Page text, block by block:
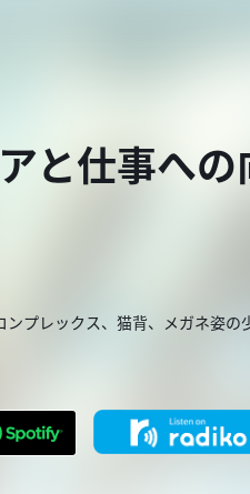
と仕事へ
プレックス、猫背、メガネ姿の